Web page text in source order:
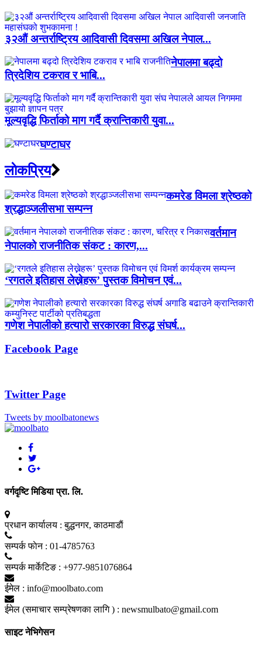
३२औं अन्तर्राष्ट्रिय आदिवासी दिवसमा अखिल नेपाल...
नेपालमा बढ्दो
त्रिदेशिय टकराव र भाबि...
मूल्यवृद्धि फिर्ताको माग गर्दै क्रान्तिकारी युवा...
घण्टाघर
लाेकप्रिय
कमरेड विमला श्रेष्ठको
श्रद्धाञ्जलीसभा सम्पन्न
वर्तमान
नेपालको राजनीतिक संकट : कारण,...
‘रगतले इतिहास लेख्नेहरू’ पुस्तक विमोचन एवं...
गणेश नेपालीको हत्यारो सरकारका विरुद्ध संघर्ष...
Facebook Page
Twitter Page
Tweets by moolbatonews
वर्गदृष्टि मिडिया प्रा. लि.
प्रधान कार्यालय : बुद्धनगर, काठमाडाैं
सम्पर्क फाेन : 01-4785763
सम्पर्क मार्केटिङ : +977-9851076864
ईमेल : info@moolbato.com
ईमेल (समाचार सम्प्रेषणका लागि ) : newsmulbato@gmail.com
साइट नेभिगेसन